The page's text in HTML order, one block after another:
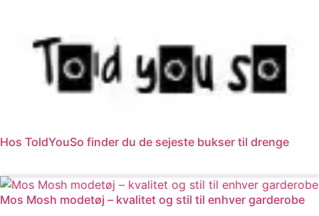
Hos ToldYouSo finder du de sejeste bukser til drenge
Mos Mosh modetøj – kvalitet og stil til enhver garderobe